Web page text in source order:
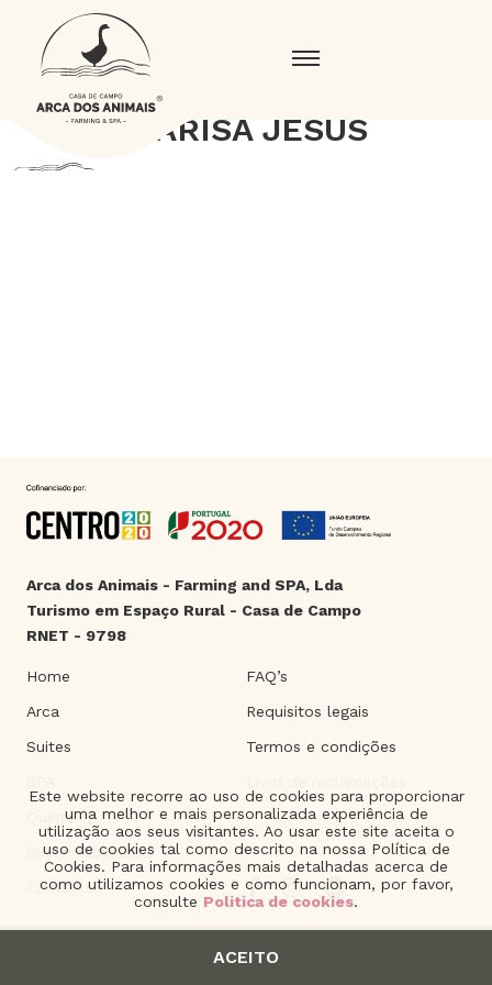
Este website recorre ao uso de cookies para proporcionar
uma melhor e mais personalizada experiência de
utilização aos seus visitantes. Ao usar este site aceita o
uso de cookies tal como descrito na nossa Política de
Cookies. Para informações mais detalhadas acerca de
como utilizamos cookies e como funcionam, por favor,
consulte Politica de cookies.
ACEITO
MARISA JESUS
Arca dos Animais - Farming and SPA, Lda
Turismo em Espaço Rural - Casa de Campo
RNET - 9798
Home
Arca
Suites
Quinta
Sustentabilidade
Contactos
FAQ’s
Requisitos legais
Termos e condições
2021 © Arca dos Animais. | Product of